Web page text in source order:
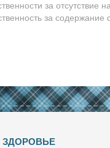
за
за
ЗДОРОВЬЕ